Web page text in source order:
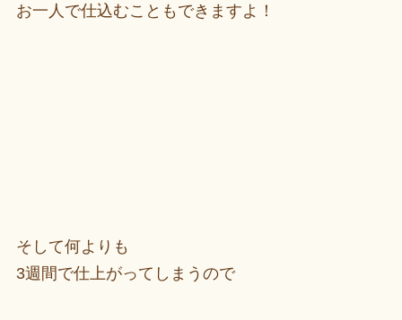
お一人で仕込むこともできますよ！
そして何よりも
3週間で仕上がってしまうので